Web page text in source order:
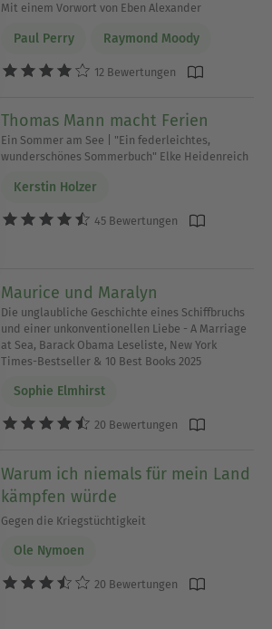
Mit einem Vorwort von Eben Alexander
Paul Perry Raymond Moody
12 Bewertungen
Thomas Mann macht Ferien
Ein Sommer am See | "Ein federleichtes,
wunderschönes Sommerbuch" Elke Heidenreich
Kerstin Holzer
45 Bewertungen
Maurice und Maralyn
Die unglaubliche Geschichte eines Schiffbruchs
und einer unkonventionellen Liebe - A Marriage
at Sea, Barack Obama Leseliste, New York
Times-Bestseller & 10 Best Books 2025
Sophie Elmhirst
20 Bewertungen
Warum ich niemals für mein Land
kämpfen würde
Gegen die Kriegstüchtigkeit
Ole Nymoen
20 Bewertungen